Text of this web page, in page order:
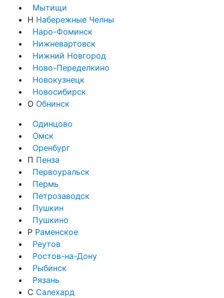
Мытищи
Н Набережные Челны
Наро-Фоминск
Нижневартовск
Нижний Новгород
Ново-Переделкино
Новокузнецк
Новосибирск
О Обнинск
Одинцово
Омск
Оренбург
П Пенза
Первоуральск
Пермь
Петрозаводск
Пушкин
Пушкино
Р Раменское
Реутов
Ростов-на-Дону
Рыбинск
Рязань
С Салехард